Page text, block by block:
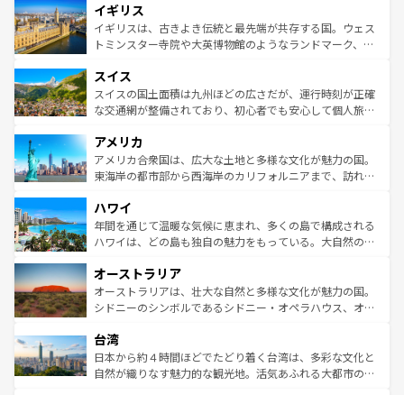
いる。シャンパンの発祥地であるランス、プロヴァンスの
香り高いラベンダー畑など、多彩な楽しみ方が可能だ。さ
らに、パリ以外の地域にも魅力が溢れており、どの街角に
れる地方に足を運ぶとそれぞれで全く異なる文化を体験で
きるだろう。 なお、新着のフランス情報はコンテンツ一覧
を参照してほしい。
顔を持つこの国は、どこを歩いても飽きることがない。ベ
ルリンの文化的活気、バイエルン州のアルプスの絶景、そ
してライン川沿いのワイン畑といった風景は必見。ビール
は、お酒好きな人にはぜひ体験してほしい。 なお、新着の
ドイツ情報はコンテンツ一覧を参照してほしい。
イギリス
イギリスは、古きよき伝統と最先端が共存する国。ウェス
トミンスター寺院や大英博物館のようなランドマーク、歴
リアごとに異なる魅力がある。また、優雅なアフタヌーン
ティー、ビール好きにはたまらない英国パブ、サッカー観
戦など、本場だからこそできる体験も豊富。イギリスを旅
ンツ一覧を参照してほしい。
スイス
スイスの国土面積は九州ほどの広さだが、運行時刻が正確
な交通網が整備されており、初心者でも安心して個人旅行
の建物がそのまま残る町や、スイスならではのユニークな
博物館もあり、アルプス観光だけでなく町歩きも満喫する
ことができる。国民の所得が高いため物価も高いが、旅行
ば市内交通費無料で観光を楽しむこともできる。 なお、新
着のスイス情報はコンテンツ一覧 を参照してほしい。
アメリカ
アメリカ合衆国は、広大な土地と多様な文化が魅力の国。
東海岸の都市部から西海岸のカリフォルニアまで、訪れる
のような巨大都市は、観光、ショッピング、エンターテイ
ンメントが詰まった刺激的なスポットだ。一方、アメリカ
西部には大自然が広がり、グランドキャニオンやイエロー
部のニューオーリンズでは、音楽と美食が融合した独特の
文化が魅力。旅行者はアメリカの各地域で異なる魅力を楽
しみながら、その多様性と豊かな歴史を感じることができ
ならではの贅沢な旅のスタイルだ。 なお、新着のアメリカ
情報はコンテンツ一覧を参照してほしい。
ハワイ
年間を通じて温暖な気候に恵まれ、多くの島で構成される
ハワイは、どの島も独自の魅力をもっている。大自然の神
ワイ島は見逃せない。また、定番の観光地といえばオアフ
島だが、静かな自然を求めるならマウイ島やカウアイ島が
おすすめ。エメラルドグリーンに輝く海をはじめ、豊かな
れるおもてなしの心で訪れる人々を迎えてくれるハワイの
人々、おいしいローカルフードやハワイアンミュージッ
ク、伝統的なフラダンスなど、すべてがハワイの魅力を彩
オーストラリア
オーストラリアは、壮大な自然と多様な文化が魅力の国。
シドニーのシンボルであるシドニー・オペラハウス、オー
リアリーフや大陸中央部にそびえるウルル（エアーズロッ
ク）、タスマニアの美しい原生林やケアンズの熱帯雨林な
ど、見どころがたくさん。また、カフェやワイン、オージ
台湾
日本から約４時間ほどでたどり着く台湾は、多彩な文化と
自然が織りなす魅力的な観光地。活気あふれる大都市の台